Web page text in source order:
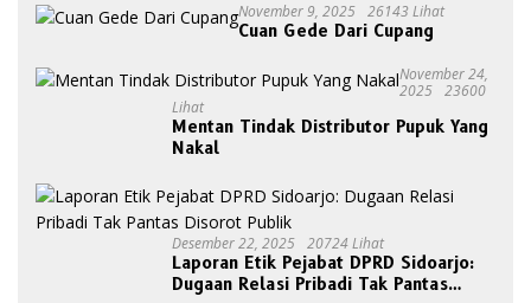
November 9, 2025 26143 Lihat
Cuan Gede Dari Cupang
November 24,
2025 23600
Lihat
Mentan Tindak Distributor Pupuk Yang
Nakal
Desember 22, 2025 20724 Lihat
Laporan Etik Pejabat DPRD Sidoarjo:
Dugaan Relasi Pribadi Tak Pantas